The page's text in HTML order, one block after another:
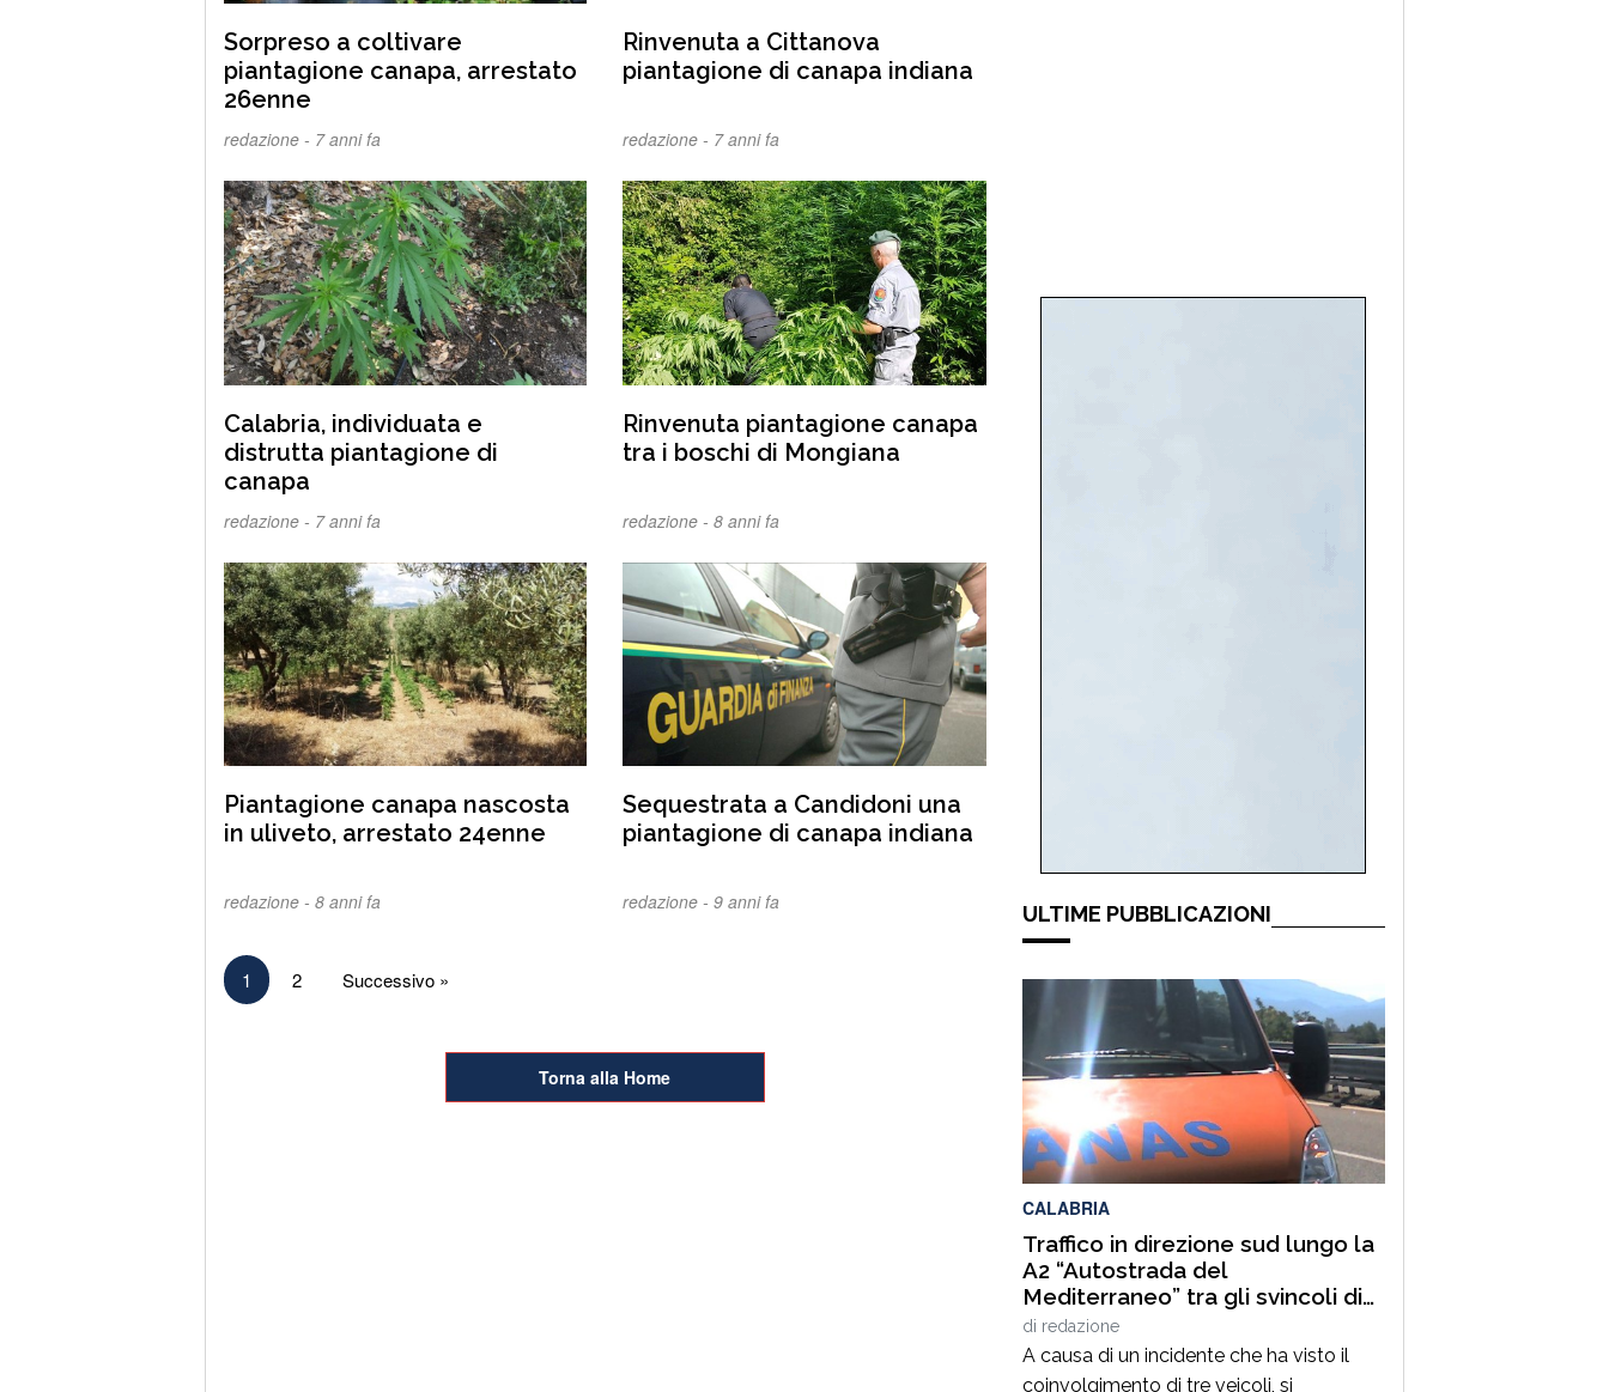
Sorpreso a coltivare
piantagione canapa, arrestato
26enne
redazione - 7 anni fa
Rinvenuta a Cittanova
piantagione di canapa indiana
redazione - 7 anni fa
Calabria, individuata e
distrutta piantagione di
canapa
redazione - 7 anni fa
Rinvenuta piantagione canapa
tra i boschi di Mongiana
redazione -8 anni fa
Piantagione canapa nascosta
in uliveto, arrestato 24enne
redazione - 8 anni fa
Sequestrata a Candidoni una
piantagione di canapa indiana
redazione -9 anni fa
Paginazione
1 2 Successivo »
Torna alla Home
ULTIME PUBBLICAZIONI
CALABRIA
Traffico in direzione sud lungo la
A2 “Autostrada del
Mediterraneo” tra gli svincoli di
Altilia Grimaldi e San Mango
D’Aquino
di redazione
A causa di un incidente che ha visto il
coinvolgimento di tre veicoli, si